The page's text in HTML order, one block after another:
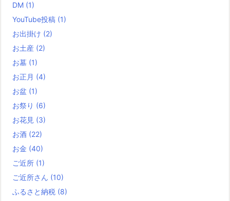
DM (1)
YouTube投稿 (1)
お出掛け (2)
お土産 (2)
お墓 (1)
お正月 (4)
お盆 (1)
お祭り (6)
お花見 (3)
お酒 (22)
お金 (40)
ご近所 (1)
ご近所さん (10)
ふるさと納税 (8)